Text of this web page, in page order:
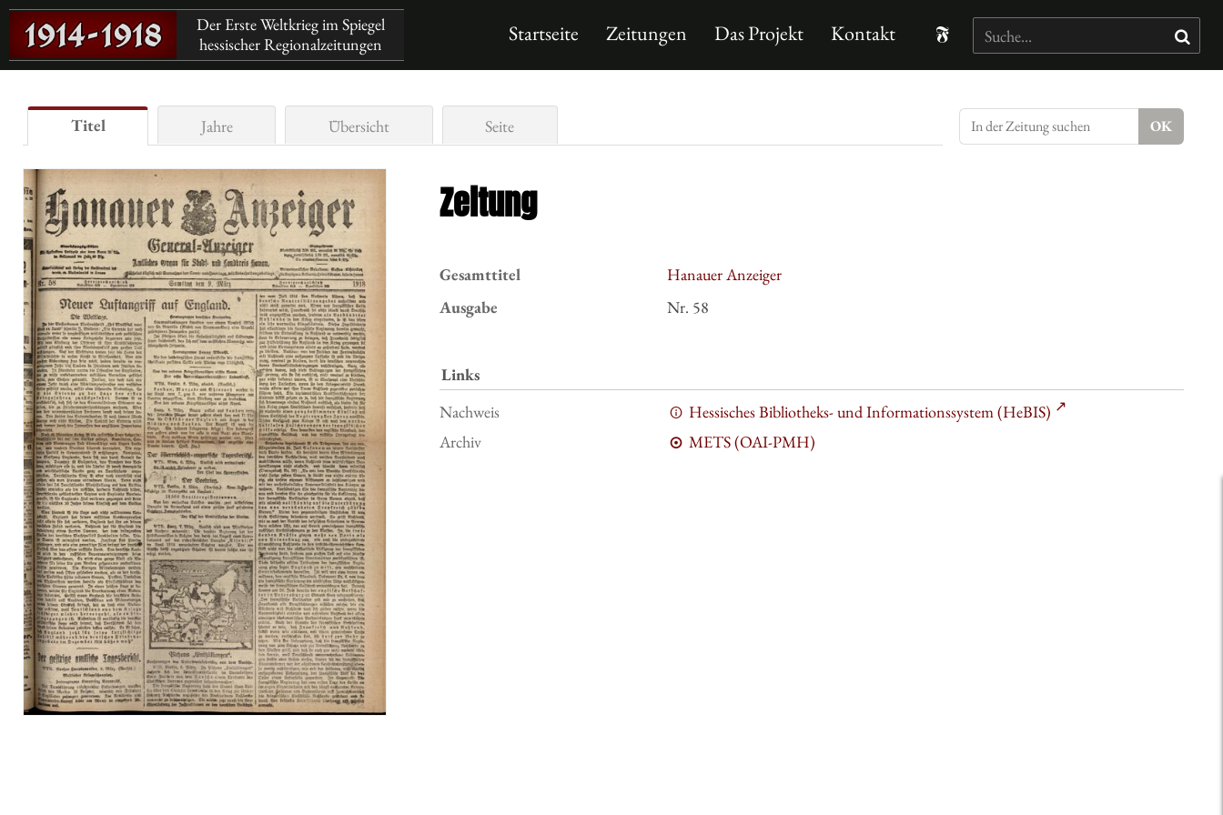
Der Erste Weltkrieg im Spiegel
hessischer Regionalzeitungen
Startseite Zeitungen Das Projekt Kontakt
Titel Jahre Übersicht Seite
Zeitung
Gesamttitel
Hanauer Anzeiger
Ausgabe
Nr. 58
Links
Nachweis
Hessisches Bibliotheks- und Informationssystem (HeBIS)
Archiv
METS (OAI-PMH)